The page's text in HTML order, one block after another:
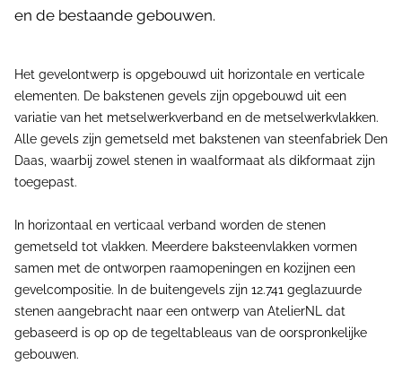
en de bestaande gebouwen.
Het gevelontwerp is opgebouwd uit horizontale en verticale
elementen. De bakstenen gevels zijn opgebouwd uit een
variatie van het metselwerkverband en de metselwerkvlakken.
Alle gevels zijn gemetseld met bakstenen van steenfabriek Den
Daas, waarbij zowel stenen in waalformaat als dikformaat zijn
toegepast.
In horizontaal en verticaal verband worden de stenen
gemetseld tot vlakken. Meerdere baksteenvlakken vormen
samen met de ontworpen raamopeningen en kozijnen een
gevelcompositie. In de buitengevels zijn 12.741 geglazuurde
stenen aangebracht naar een ontwerp van AtelierNL dat
gebaseerd is op op de tegeltableaus van de oorspronkelijke
gebouwen.